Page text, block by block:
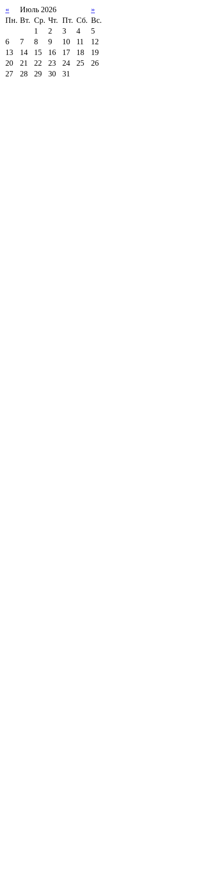
« Июль 2026
»
Пн. Вт. Ср. Чт. Пт. Сб. Вс.
1
2 3 4
5
6
7 8 9 10 11
12
13
14 15 16 17 18
19
20
21 22 23 24 25
26
27
28 29 30 31